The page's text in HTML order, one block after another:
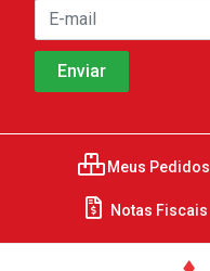
Meus Pedidos
Notas Fiscais